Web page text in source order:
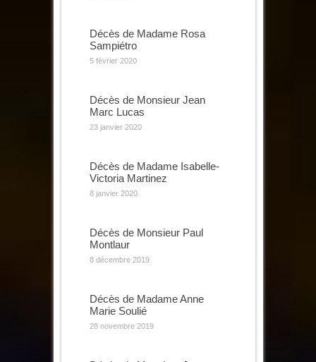
Décès de Madame Rosa
Sampiétro
5 février 2020
Décès de Monsieur Jean
Marc Lucas
23 janvier 2020
Décès de Madame Isabelle-
Victoria Martinez
8 janvier 2020
Décès de Monsieur Paul
Montlaur
8 décembre 2019
Décès de Madame Anne
Marie Soulié
28 novembre 2019